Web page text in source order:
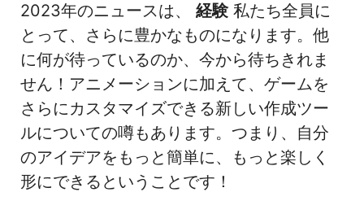
2023年のニュースは、 経験 私たち全員に
とって、さらに豊かなものになります。他
に何が待っているのか、今から待ちきれま
せん！アニメーションに加えて、ゲームを
さらにカスタマイズできる新しい作成ツー
ルについての噂もあります。つまり、自分
のアイデアをもっと簡単に、もっと楽しく
形にできるということです！